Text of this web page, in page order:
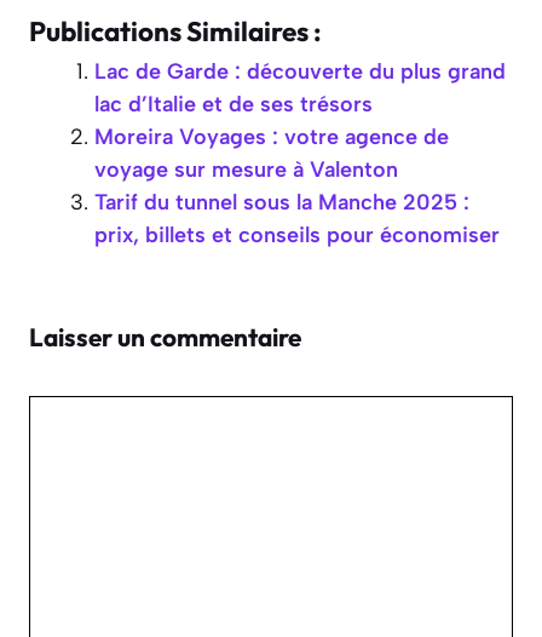
Publications Similaires :
Lac de Garde : découverte du plus grand
lac d’Italie et de ses trésors
Moreira Voyages : votre agence de
voyage sur mesure à Valenton
Tarif du tunnel sous la Manche 2025 :
prix, billets et conseils pour économiser
Laisser un commentaire